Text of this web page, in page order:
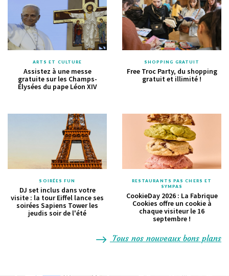
ARTS ET CULTURE
Assistez à une messe
gratuite sur les Champs-
Élysées du pape Léon XIV
SHOPPING GRATUIT
Free Troc Party, du shopping
gratuit et illimité !
SOIRÉES FUN
DJ set inclus dans votre
visite : la tour Eiffel lance ses
soirées Sapiens Tower les
jeudis soir de l'été
RESTAURANTS PAS CHERS ET
SYMPAS
CookieDay 2026 : La Fabrique
Cookies offre un cookie à
chaque visiteur le 16
septembre !
Tous nos nouveaux bons plans